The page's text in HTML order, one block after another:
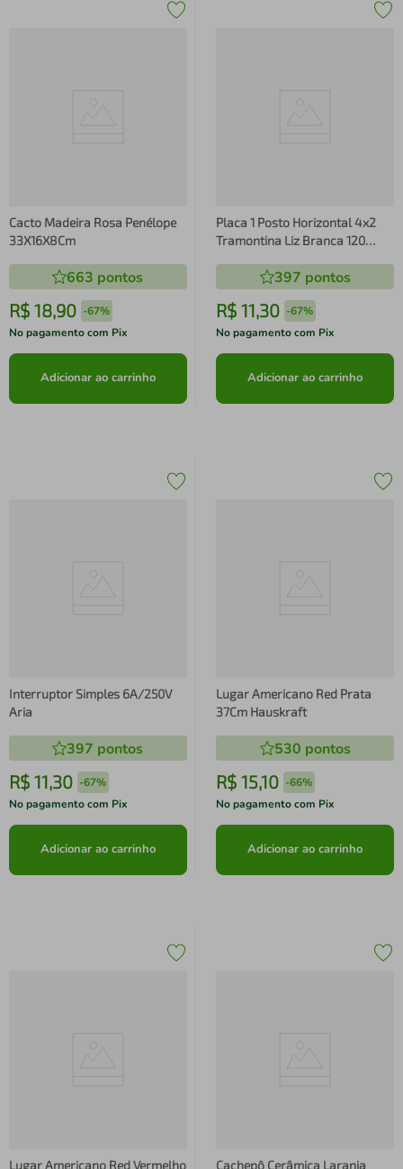
Cacto Madeira Rosa Penélope
33X16X8Cm
663 pontos
R$ 18,90 -67%
No pagamento com Pix
Adicionar ao carrinho
Placa 1 Posto Horizontal 4x2
Tramontina Liz Branca 120
397 pontos
R$ 11,30 -67%
No pagamento com Pix
Adicionar ao carrinho
Interruptor Simples 6A/250V
Aria
397 pontos
R$ 11,30 -67%
No pagamento com Pix
Adicionar ao carrinho
Lugar Americano Red Prata
37Cm Hauskraft
530 pontos
R$ 15,10 -66%
No pagamento com Pix
Adicionar ao carrinho
Lugar Americano Red Vermelho Cachepô Cerâmica Laranja